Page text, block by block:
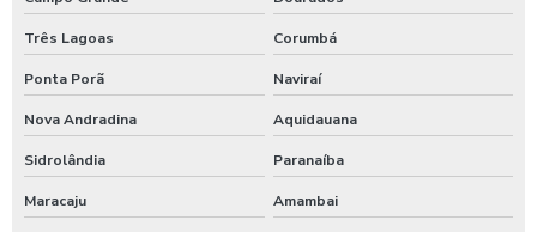
Três Lagoas Corumbá
Ponta Porã Naviraí
Nova Andradina Aquidauana
Sidrolândia Paranaíba
Maracaju Amambai